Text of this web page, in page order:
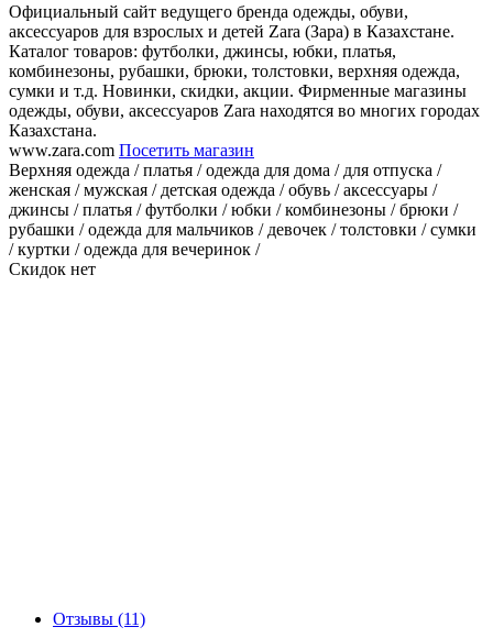
Официальный сайт ведущего бренда одежды, обуви,
аксессуаров для взрослых и детей Zara (Зара) в Казахстане.
Каталог товаров: футболки, джинсы, юбки, платья,
комбинезоны, рубашки, брюки, толстовки, верхняя одежда,
сумки и т.д. Новинки, скидки, акции. Фирменные магазины
одежды, обуви, аксессуаров Zara находятся во многих городах
Казахстана.
www.zara.com Посетить магазин
Верхняя одежда / платья / одежда для дома / для отпуска /
женская / мужская / детская одежда / обувь / аксессуары /
джинсы / платья / футболки / юбки / комбинезоны / брюки /
рубашки / одежда для мальчиков / девочек / толстовки / сумки
/ куртки / одежда для вечеринок /
Скидок нет
Отзывы (11)